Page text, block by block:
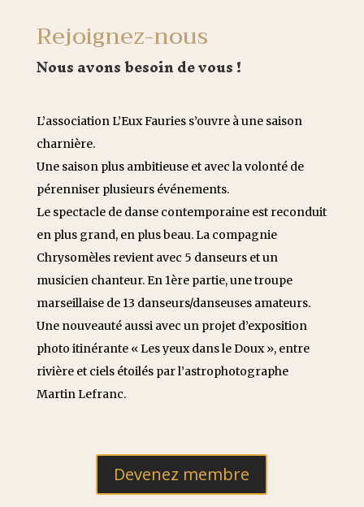
Rejoignez-nous
Nous avons besoin de vous !
L’association L’Eux Fauries s’ouvre à une saison
charnière.
Une saison plus ambitieuse et avec la volonté de
pérenniser plusieurs événements.
Le spectacle de danse contemporaine est reconduit
en plus grand, en plus beau. La compagnie
Chrysomèles revient avec 5 danseurs et un
musicien chanteur. En 1ère partie, une troupe
marseillaise de 13 danseurs/danseuses amateurs.
Une nouveauté aussi avec un projet d’exposition
photo itinérante « Les yeux dans le Doux », entre
rivière et ciels étoilés par l’astrophotographe
Martin Lefranc.
Devenez membre